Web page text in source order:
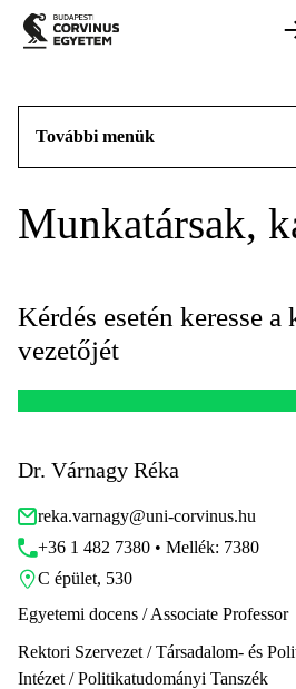
További menük
Munkatársak,
Kérdés esetén keresse a
vezetőjét
Dr. Várnagy Réka
reka.varnagy@uni-corvinus.hu
+36 1 482 7380 • Mellék: 7380
C épület, 530
Egyetemi docens / Associate Professor
Rektori Szervezet / Társadalom- és
Intézet / Politikatudományi Tanszék